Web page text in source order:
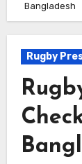
Bangladesh
Rugby